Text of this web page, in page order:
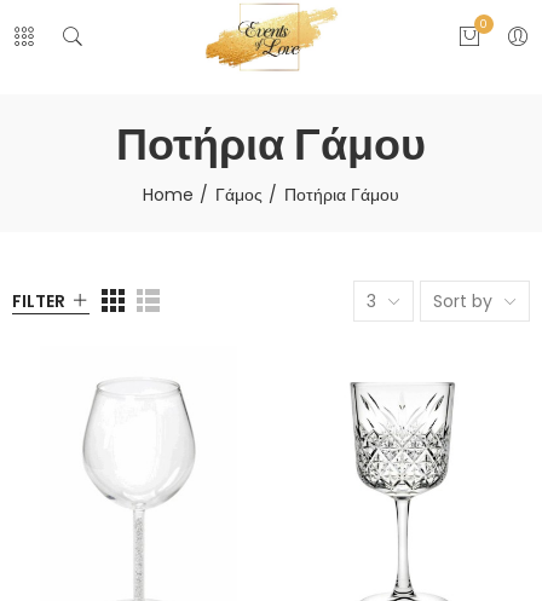
0
Ποτήρια Γάμου
Home Γάμος Ποτήρια Γάμου
FILTER 3 Sort by